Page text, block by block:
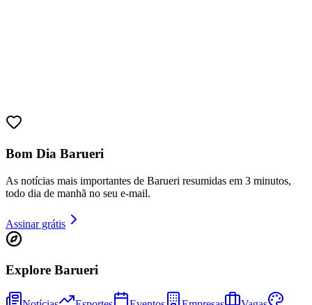
Bom Dia Barueri
As notícias mais importantes de Barueri resumidas em 3 minutos,
todo dia de manhã no seu e-mail.
Assinar grátis
Explore Barueri